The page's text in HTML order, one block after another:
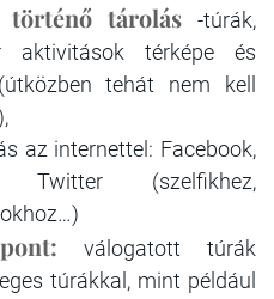
történő tárolás
-túrák,
aktivitások térképe és
tehát nem kell
az internettel: Facebook,
Twitter (szelfikhez,
válogatott túrák
túrákkal, mint például